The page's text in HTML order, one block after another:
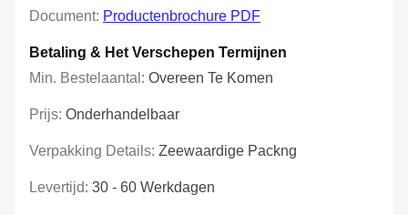
Document: Productenbrochure PDF
Betaling & Het Verschepen Termijnen
Min. Bestelaantal: Overeen Te Komen
Prijs: Onderhandelbaar
Verpakking Details: Zeewaardige Packng
Levertijd: 30 - 60 Werkdagen